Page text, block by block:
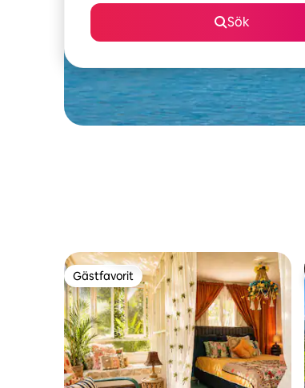
Sök
Gästfavorit
Gästfavorit